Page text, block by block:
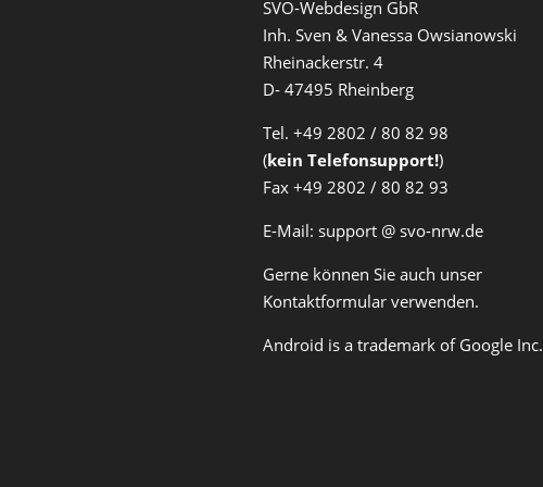
SVO-Webdesign GbR
Inh. Sven & Vanessa Owsianowski
Rheinackerstr. 4
D- 47495 Rheinberg
Tel. +49 2802 / 80 82 98
(kein Telefonsupport!)
Fax +49 2802 / 80 82 93
E-Mail: support @ svo-nrw.de
Gerne können Sie auch unser
Kontaktformular verwenden.
Android is a trademark of Google Inc.